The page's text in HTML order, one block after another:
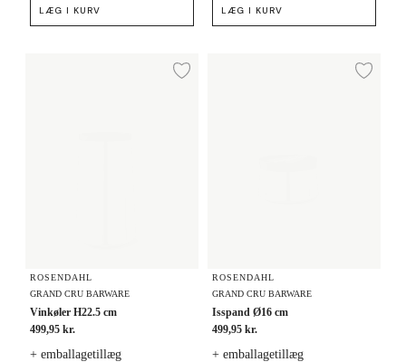
LÆG I KURV LÆG I KURV
Tilføj til ønskeliste
ROSENDAHL
GRAND CRU BARWARE
Vinkøler H22.5 cm
499,95 kr.
+ emballagetillæg
ROSENDAHL
GRAND CRU BARWARE
Isspand Ø16 cm
499,95 kr.
+ emballagetillæg